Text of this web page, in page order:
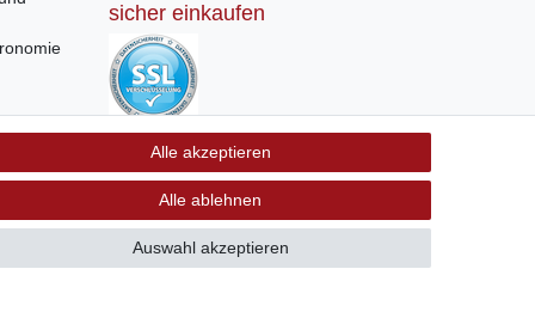
sicher einkaufen
Sichere Bestellung und Zahlung via SSL
Verschlüsselung
Alle akzeptieren
Alle ablehnen
Auswahl akzeptieren